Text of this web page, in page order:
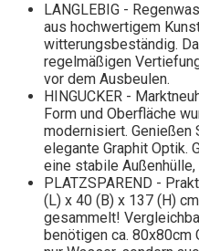
LANGLEBIG -
aus hochwertigem
witterungsbeständig.
regelmäßigen
vor dem Ausbeulen.
HINGUCKER -
Form und Oberfläche
modernisiert.
elegante Graphit Optik.
eine stabile
PLATZSPAREND -
(L) x 40 (B) x 137 (H)
gesammelt!
benötigen ca. 80x80cm